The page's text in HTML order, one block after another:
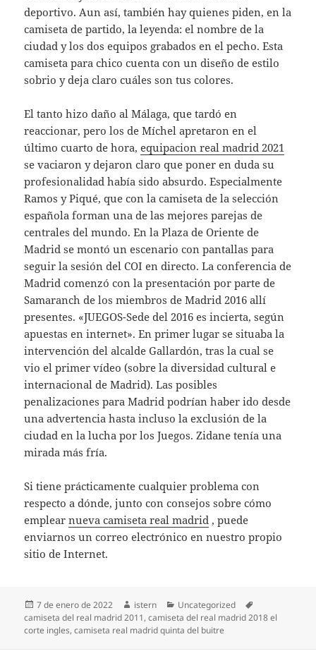
deportivo. Aun así, también hay quienes piden, en la
camiseta de partido, la leyenda: el nombre de la
ciudad y los dos equipos grabados en el pecho. Esta
camiseta para chico cuenta con un diseño de estilo
sobrio y deja claro cuáles son tus colores.
El tanto hizo daño al Málaga, que tardó en
reaccionar, pero los de Míchel apretaron en el
último cuarto de hora,equipacion real madrid 2021
se vaciaron y dejaron claro que poner en duda su
profesionalidad había sido absurdo. Especialmente
Ramos y Piqué, que con la camiseta de la selección
española forman una de las mejores parejas de
centrales del mundo. En la Plaza de Oriente de
Madrid se montó un escenario con pantallas para
seguir la sesión del COI en directo. La conferencia de
Madrid comenzó con la presentación por parte de
Samaranch de los miembros de Madrid 2016 allí
presentes. «JUEGOS-Sede del 2016 es incierta, según
apuestas en internet». En primer lugar se situaba la
intervención del alcalde Gallardón, tras la cual se
vio el primer vídeo (sobre la diversidad cultural e
internacional de Madrid). Las posibles
penalizaciones para Madrid podrían haber ido desde
una advertencia hasta incluso la exclusión de la
ciudad en la lucha por los Juegos. Zidane tenía una
mirada más fría.
Si tiene prácticamente cualquier problema con
respecto a dónde, junto con consejos sobre cómo
emplearnueva camiseta real madrid , puede
enviarnos un correo electrónico en nuestro propio
sitio de Internet.
Publicado
el
7 de enero de 2022 Autor
istern Categorías
Uncategorized
camiseta del real madrid 2011,camiseta del real madrid 2018 el
corte ingles,camiseta real madrid quinta del buitre